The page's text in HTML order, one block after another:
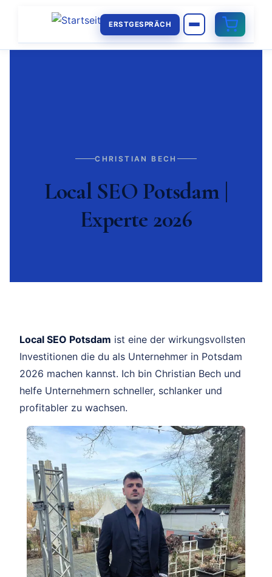
ERSTGESPRÄCH
CHRISTIAN BECH
Local SEO Potsdam |
Experte 2026
Local SEO Potsdam ist eine der wirkungsvollsten
Investitionen die du als Unternehmer in Potsdam
2026 machen kannst. Ich bin Christian Bech und
helfe Unternehmern schneller, schlanker und
profitabler zu wachsen.